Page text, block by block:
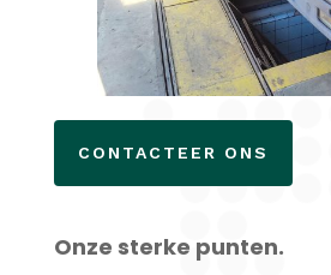
CONTACTEER ONS
Onze sterke punten.